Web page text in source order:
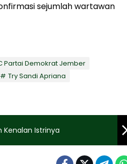
sejumlah wartawan
Partai Demokrat Jember
Try Sandi Apriana
Kenalan Istrinya